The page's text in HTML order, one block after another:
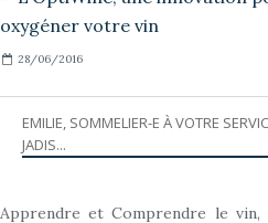
28/06/2016
EMILIE, SOMMELIER-E À VOTRE
JADIS...
Apprendre et Comprendre le vin,